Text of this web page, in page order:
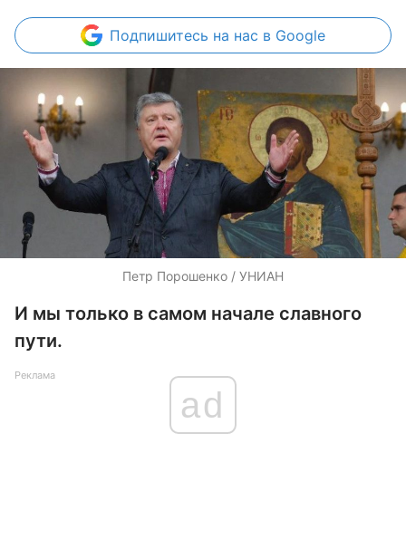
Подпишитесь на нас в Google
Петр Порошенко / УНИАН
И мы только в самом начале славного
пути.
Реклама
ad